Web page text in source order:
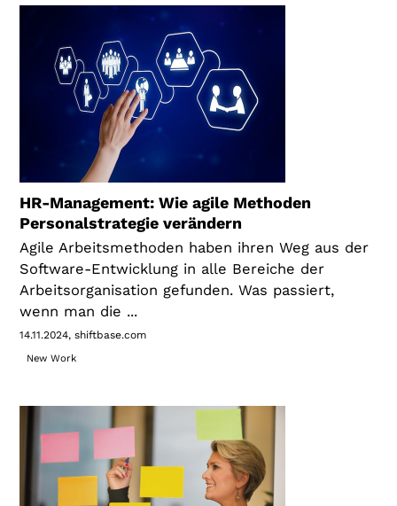
HR-Management: Wie agile Methoden
Personalstrategie verändern
Agile Arbeitsmethoden haben ihren Weg aus der
Software-Entwicklung in alle Bereiche der
Arbeitsorganisation gefunden. Was passiert,
wenn man die ...
14.11.2024 shiftbase.com
New Work